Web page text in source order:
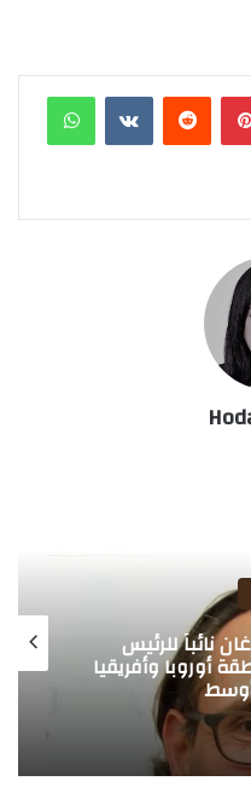
بينتيريست
أبوظبي للضيافة
لدعم
في قطاع الضيافة